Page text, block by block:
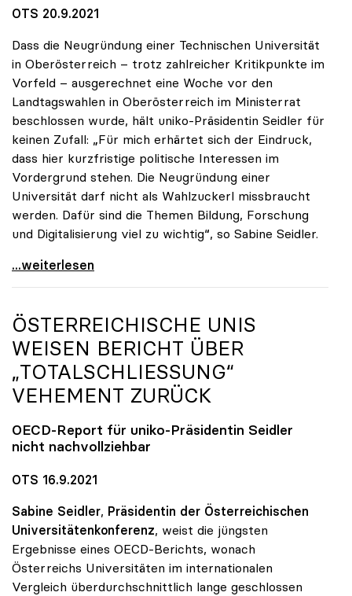
OTS 20.9.2021
Dass die Neugründung einer Technischen Universität
in Oberösterreich – trotz zahlreicher Kritikpunkte im
Vorfeld – ausgerechnet eine Woche vor den
Landtagswahlen in Oberösterreich im Ministerrat
beschlossen wurde, hält uniko-Präsidentin Seidler für
keinen Zufall: „Für mich erhärtet sich der Eindruck,
dass hier kurzfristige politische Interessen im
Vordergrund stehen. Die Neugründung einer
Universität darf nicht als Wahlzuckerl missbraucht
werden. Dafür sind die Themen Bildung, Forschung
und Digitalisierung viel zu wichtig“, so Sabine Seidler.
uniko-Präsidentin zur TU OÖ: „Völlig
...weiterlesen
ÖSTERREICHISCHE UNIS
WEISEN BERICHT ÜBER
„TOTALSCHLIESSUNG“ V
EHEMENT ZURÜCK
OECD-Report für uniko-Präsidentin Seidler
nicht nachvollziehbar
OTS 16.9.2021
Sabine Seidler, Präsidentin der Österreichischen
Universitätenkonferenz, weist die jüngsten
Ergebnisse eines OECD-Berichts, wonach
Österreichs Universitäten im internationalen
Vergleich überdurchschnittlich lange geschlossen